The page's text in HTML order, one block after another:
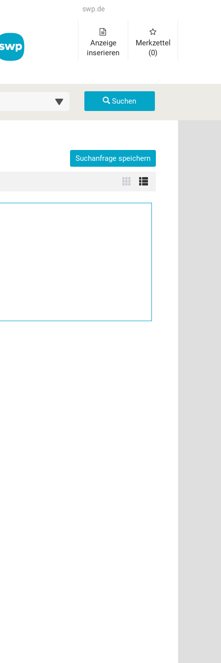
swp.de
Anzeige
inserieren
Merkzettel
(0)
(km)
Suchen
auszuklappen und Links zu öffnen. Mit Pfeil rechts klappen
Suchanfrage speichern